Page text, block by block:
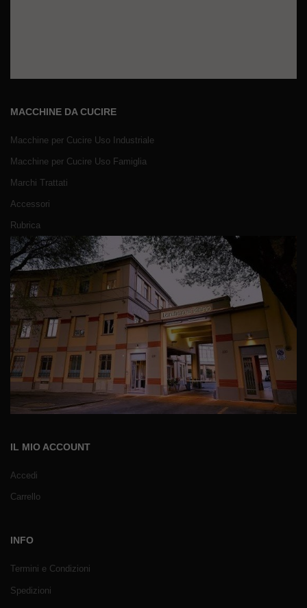
MACCHINE DA CUCIRE
Macchine per Cucire Uso Industriale
Macchine per Cucire Uso Famiglia
Marchi Trattati
Accessori
Rubrica
IL MIO ACCOUNT
Accedi
Carrello
INFO
Termini e Condizioni
Spedizioni